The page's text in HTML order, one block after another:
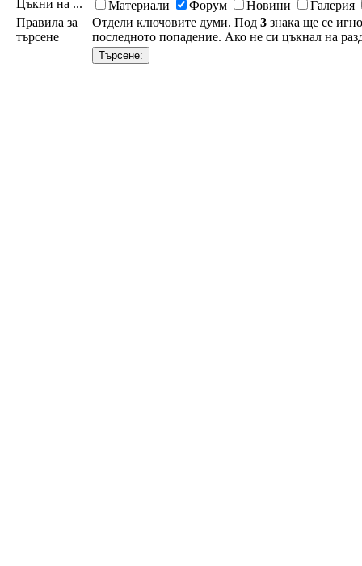
Цъкни на ... Материали Форум Новини
Галерия
Правила за
търсене
Отдели ключовите думи. Под 3 знака ще се
последното попадение. Ако не си цъкнал на